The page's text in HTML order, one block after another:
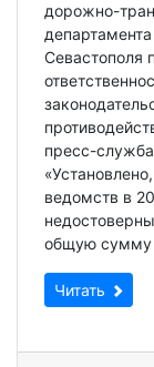
дорожно-
Севастополя
пресс-
ведомств в
общую сумму
Читать